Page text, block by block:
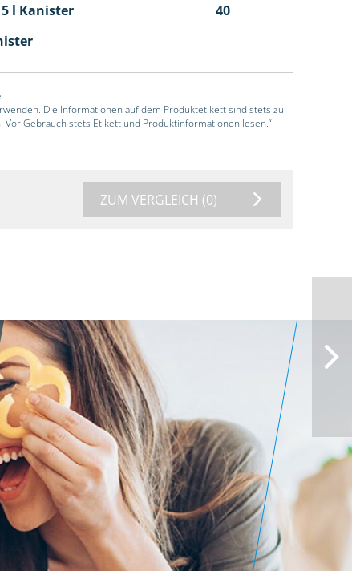
l Kanister
40
Die Informationen auf dem Produktetikett sind stets zu
Gebrauch stets Etikett und Produktinformationen lesen.“
ZUM VERGLEICH (0)